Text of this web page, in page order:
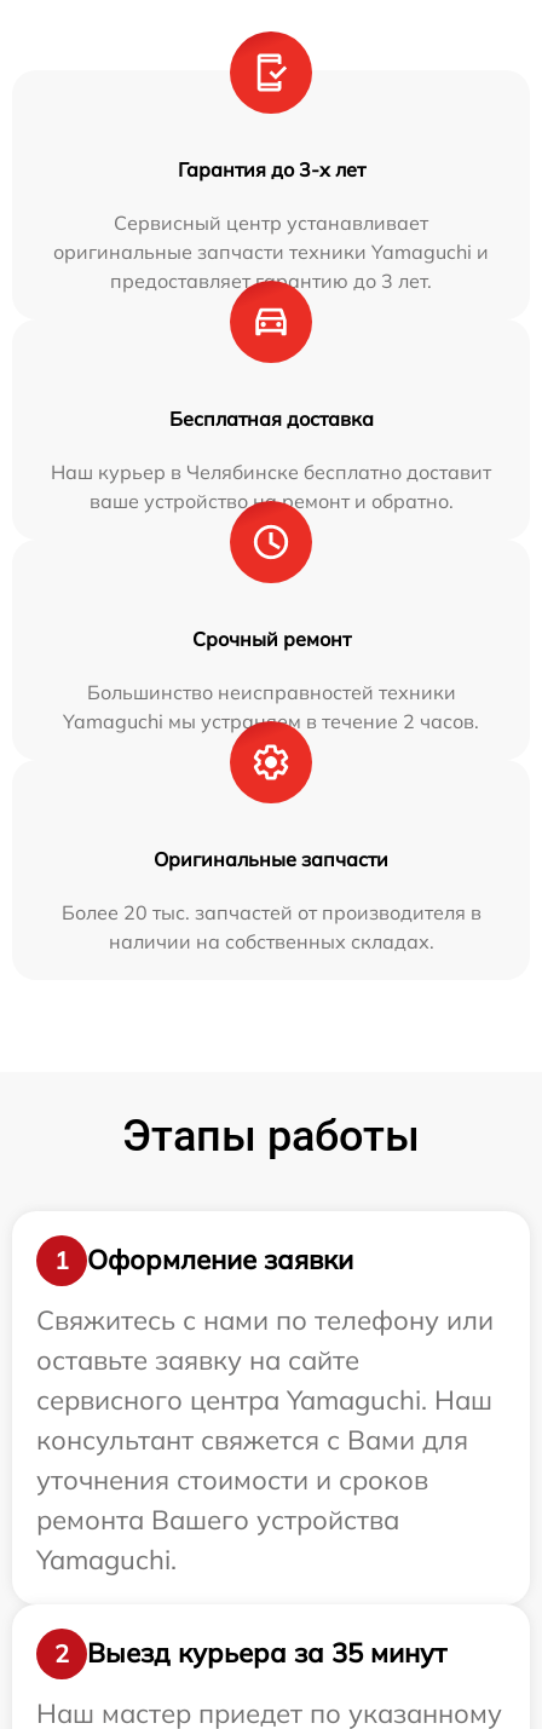
Гарантия до 3-х лет
Сервисный центр устанавливает
оригинальные запчасти техники Yamaguchi и
предоставляет гарантию до 3 лет.
Бесплатная доставка
Наш курьер в Челябинске бесплатно доставит
ваше устройство на ремонт и обратно.
Срочный ремонт
Большинство неисправностей техники
Yamaguchi мы устраняем в течение 2 часов.
Оригинальные запчасти
Более 20 тыс. запчастей от производителя в
наличии на собственных складах.
Этапы работы
1
Оформление заявки
Свяжитесь с нами по телефону или
оставьте заявку на сайте
сервисного центра Yamaguchi. Наш
консультант свяжется с Вами для
уточнения стоимости и сроков
ремонта Вашего устройства
Yamaguchi.
2
Выезд курьера за 35 минут
Наш мастер приедет по указанному